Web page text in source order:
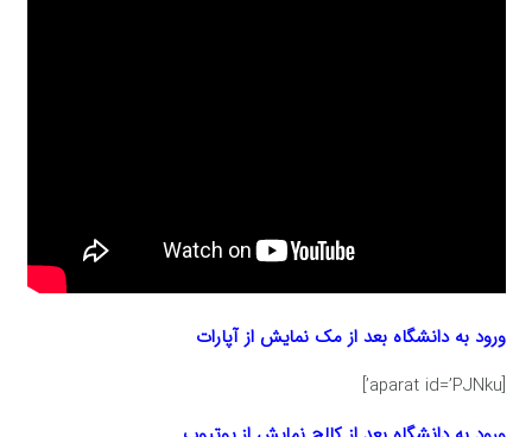
ورود به دانشگاه بعد از مک نمایش از آپارات
[aparat id=’PJNku’]